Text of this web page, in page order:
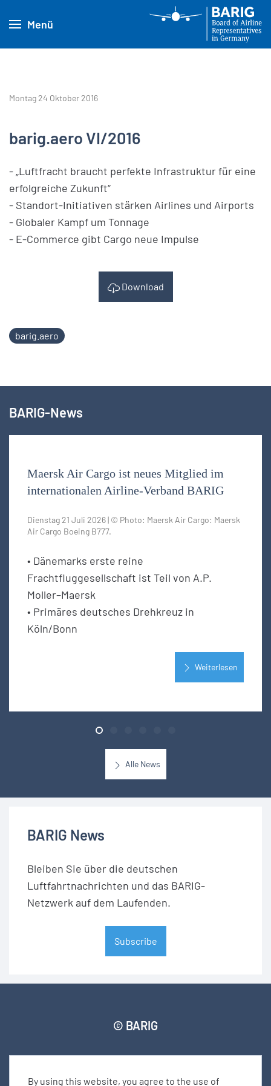
By using this website, you agree to the use of
Menü
Montag 24 Oktober 2016
barig.aero VI/2016
- „Luftfracht braucht perfekte Infrastruktur für eine
erfolgreiche Zukunft“
- Standort-Initiativen stärken Airlines und Airports
- Globaler Kampf um Tonnage
- E-Commerce gibt Cargo neue Impulse
Download
barig.aero
BARIG-News
Maersk Air Cargo ist neues Mitglied im
internationalen Airline-Verband BARIG
Dienstag 21 Juli 2026 | © Photo: Maersk Air Cargo: Maersk
Air Cargo Boeing B777.
• Dänemarks erste reine
Frachtfluggesellschaft ist Teil von A.P.
Moller–Maersk
• Primäres deutsches Drehkreuz in
Köln/Bonn
Weiterlesen
Alle News
BARIG News
Bleiben Sie über die deutschen
Luftfahrtnachrichten und das BARIG-
Netzwerk auf dem Laufenden.
Subscribe
© BARIG
Seitenverzeichnis